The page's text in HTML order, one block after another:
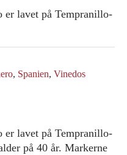
er lavet på Tempranillo-
, Spanien, Vinedos
er lavet på Tempranillo-
på 40 år. Markerne